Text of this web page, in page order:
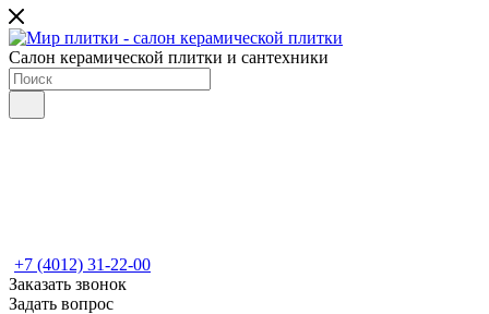
Салон керамической плитки и сантехники
+7 (4012) 31-22-00
Заказать звонок
Задать вопрос